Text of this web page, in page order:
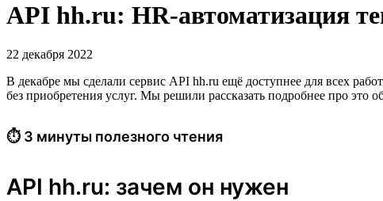
API hh.ru: HR-автоматизация
22 декабря 2022
В декабре мы сделали сервис API hh.ru ещё доступнее для всех
без приобретения услуг. Мы решили рассказать подробнее про
⏱ 3 минуты полезного чтения
API hh.ru: зачем он нужен